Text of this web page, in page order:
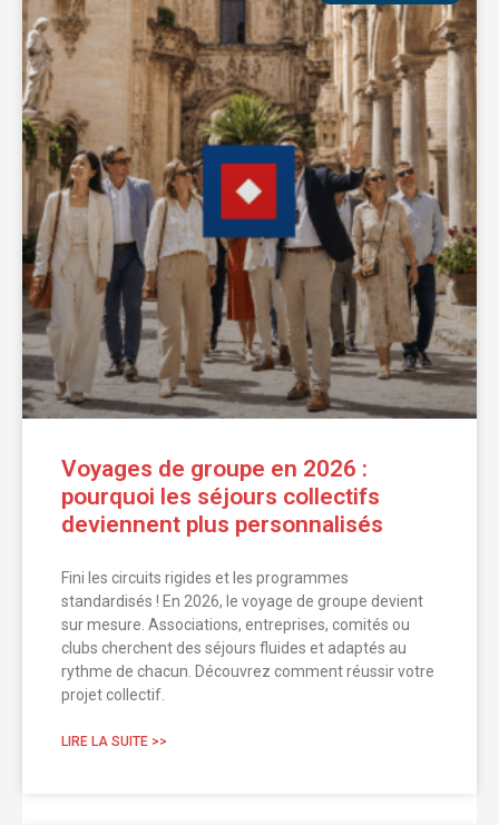
Voyages de groupe en 2026 :
pourquoi les séjours collectifs
deviennent plus personnalisés
Fini les circuits rigides et les programmes
standardisés ! En 2026, le voyage de groupe devient
sur mesure. Associations, entreprises, comités ou
clubs cherchent des séjours fluides et adaptés au
rythme de chacun. Découvrez comment réussir votre
projet collectif.
LIRE LA SUITE >>